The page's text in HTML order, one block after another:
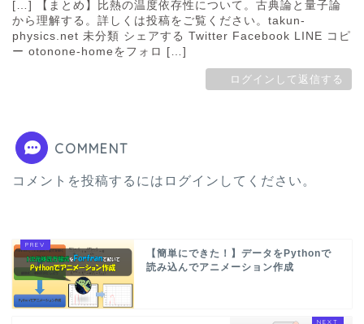
[…] 【まとめ】比熱の温度依存性について。古典論と量子論
から理解する。詳しくは投稿をご覧ください。takun-
physics.net 未分類 シェアする Twitter Facebook LINE コピ
ー otonone-homeをフォロ […]
ログインして返信する
COMMENT
コメントを投稿するには ログイン してください。
【簡単にできた！】データをPythonで
読み込んでアニメーション作成